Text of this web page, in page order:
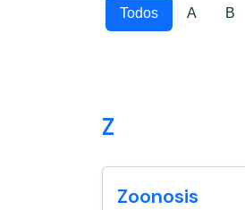
Todos A B
Z
Zoonosis